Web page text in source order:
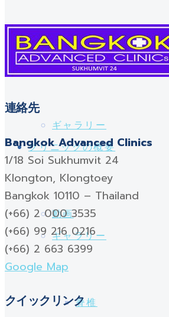
クリニックの概要
ギャラリー
動画
脊椎
スポーツインソール
クリニックの概要
ギャラリー
連絡先
Bangkok Advanced Clinics
1/18 Soi Sukhumvit 24
Klongton, Klongtoey
Bangkok 10110 – Thailand
(+66) 2 000 3535
(+66) 99 216 0216
(+66) 2 663 6399
Google Map
クイックリンク